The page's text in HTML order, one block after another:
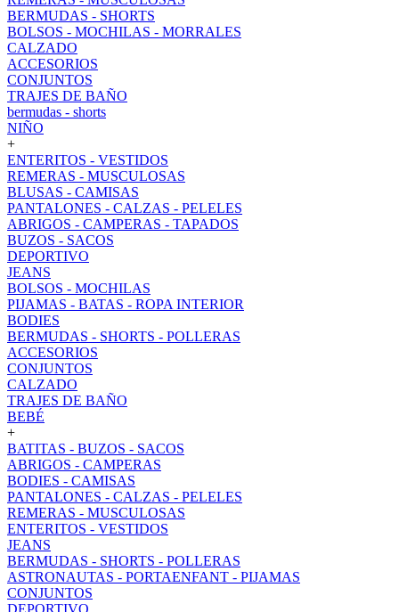
BERMUDAS - SHORTS
BOLSOS - MOCHILAS - MORRALES
CALZADO
ACCESORIOS
CONJUNTOS
TRAJES DE BAÑO
bermudas - shorts
NIÑO
+
ENTERITOS - VESTIDOS
REMERAS - MUSCULOSAS
BLUSAS - CAMISAS
PANTALONES - CALZAS - PELELES
ABRIGOS - CAMPERAS - TAPADOS
BUZOS - SACOS
DEPORTIVO
JEANS
BOLSOS - MOCHILAS
PIJAMAS - BATAS - ROPA INTERIOR
BODIES
BERMUDAS - SHORTS - POLLERAS
ACCESORIOS
CONJUNTOS
CALZADO
TRAJES DE BAÑO
BEBÉ
+
BATITAS - BUZOS - SACOS
ABRIGOS - CAMPERAS
BODIES - CAMISAS
PANTALONES - CALZAS - PELELES
REMERAS - MUSCULOSAS
ENTERITOS - VESTIDOS
JEANS
BERMUDAS - SHORTS - POLLERAS
ASTRONAUTAS - PORTAENFANT - PIJAMAS
CONJUNTOS
DEPORTIVO